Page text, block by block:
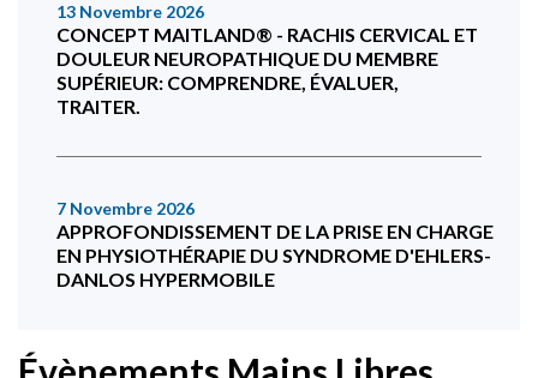
13 Novembre 2026
CONCEPT MAITLAND® - RACHIS CERVICAL ET
DOULEUR NEUROPATHIQUE DU MEMBRE
SUPÉRIEUR: COMPRENDRE, ÉVALUER,
TRAITER.
7 Novembre 2026
APPROFONDISSEMENT DE LA PRISE EN CHARGE
EN PHYSIOTHÉRAPIE DU SYNDROME D'EHLERS-
DANLOS HYPERMOBILE